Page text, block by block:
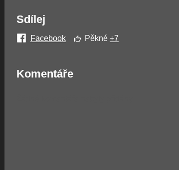
Sdílej
Facebook Pěkné +7
Komentáře